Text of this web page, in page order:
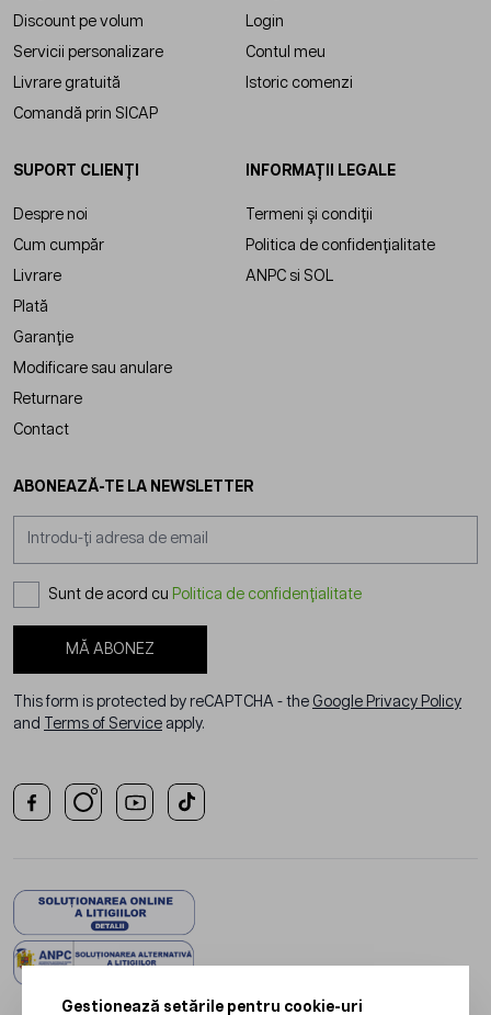
Discount pe volum
Servicii personalizare
Livrare gratuită
Comandă prin SICAP
Login
Contul meu
Istoric comenzi
SUPORT CLIENȚI
Despre noi
Cum cumpăr
Livrare
Plată
Garanție
Modificare sau anulare
Returnare
Contact
INFORMAȚII LEGALE
Termeni și condiții
Politica de confidențialitate
ANPC si SOL
ABONEAZĂ-TE LA NEWSLETTER
Sunt de acord cu Politica de confidențialitate
MĂ ABONEZ
This form is protected by reCAPTCHA - the Google Privacy Policy
and
Terms of Service apply.
Gestionează setările pentru cookie-uri